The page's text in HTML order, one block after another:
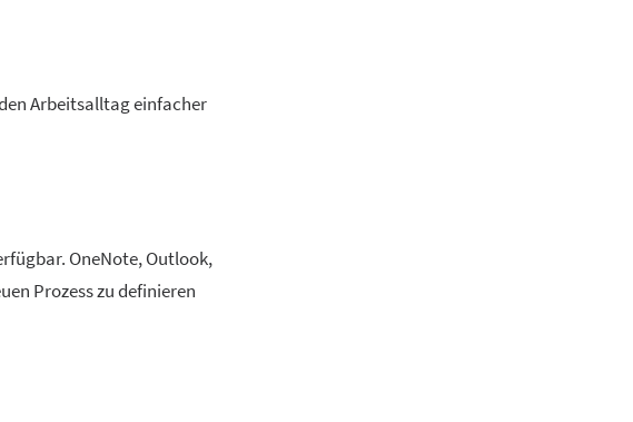
Arbeitsalltag einfacher
OneNote, Outlook,
Prozess zu definieren